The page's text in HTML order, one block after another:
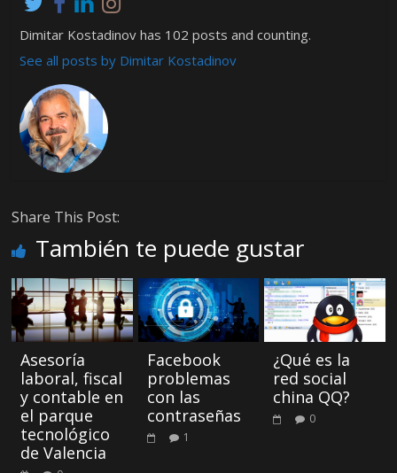
Dimitar Kostadinov has 102 posts and counting.
See all posts by Dimitar Kostadinov
Share This Post:
También te puede gustar
Asesoría
laboral, fiscal
y contable en
el parque
tecnológico
de Valencia
Facebook
problemas
con las
contraseñas
1
¿Qué es la
red social
china QQ?
0